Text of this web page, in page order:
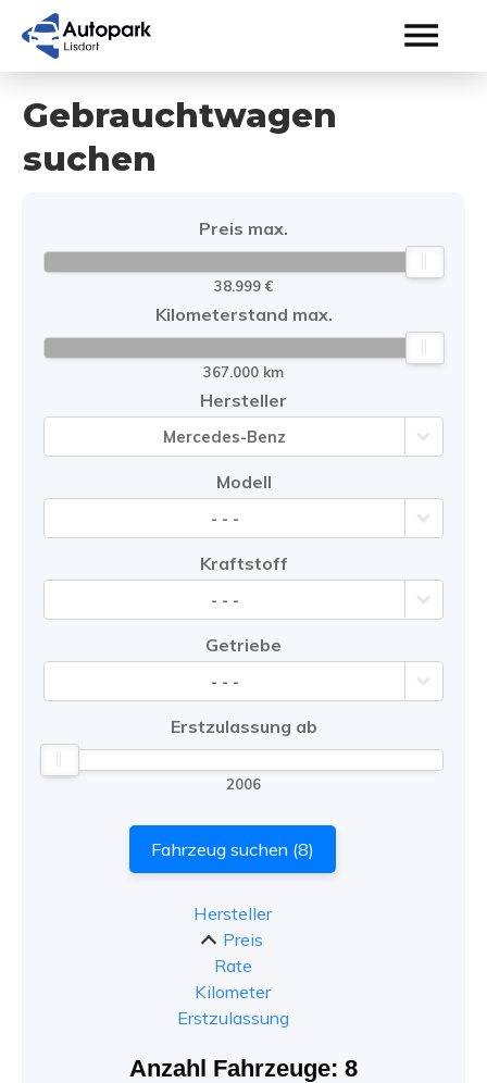
Gebrauchtwagen
suchen
Preis max.
38.999 €
Kilometerstand max.
367.000 km
Hersteller
Mercedes-Benz
Modell
- - -
Kraftstoff
- - -
Getriebe
- - -
Erstzulassung ab
2006
Fahrzeug suchen (8)
Hersteller
Preis
Rate
Kilometer
Erstzulassung
Anzahl Fahrzeuge: 8